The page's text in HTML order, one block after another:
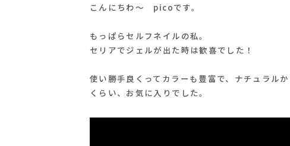
こんにちわ～ picoです。
もっぱらセルフネイルの私。
セリアでジェルが出た時は歓喜でした！
使い勝手良くってカラーも豊富で、ナチュラル
くらい、お気に入りでした。